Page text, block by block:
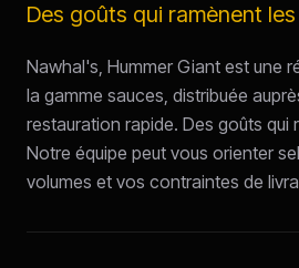
Des goûts qui ramènent
Nawhal's, Hummer Giant est une
la gamme sauces, distribuée
restauration rapide. Des goûts qui
Notre équipe peut vous orienter
volumes et vos contraintes de